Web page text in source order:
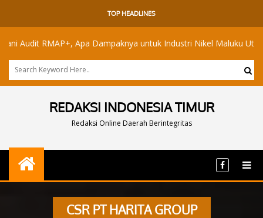
TOP HEADLINES
RMAP+, Apa Dampaknya untuk Industri Nikel Maluku Utara?
REDAKSI INDONESIA TIMUR
Redaksi Online Daerah Berintegritas
CSR PT HARITA GROUP